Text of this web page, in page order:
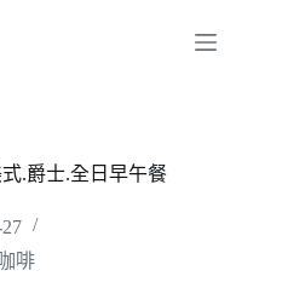
.爵士.全日早午餐
啡